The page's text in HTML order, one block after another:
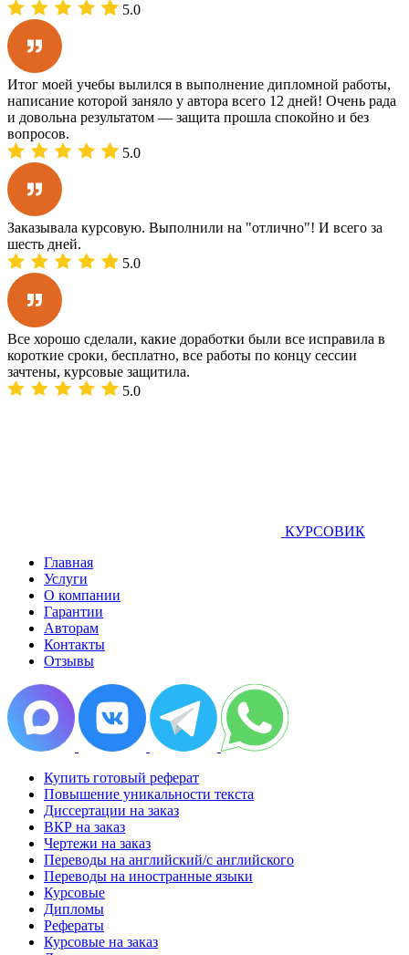
5.0
Итог моей учебы вылился в выполнение дипломной работы,
написание которой заняло у автора всего 12 дней! Очень рада
и довольна результатом — защита прошла спокойно и без
вопросов.
5.0
Заказывала курсовую. Выполнили на "отлично"! И всего за
шесть дней.
5.0
Все хорошо сделали, какие доработки были все исправила в
короткие сроки, бесплатно, все работы по концу сессии
зачтены, курсовые защитила.
5.0
КУРСОВИК
Главная
Услуги
О компании
Гарантии
Авторам
Контакты
Отзывы
Купить готовый реферат
Повышение уникальности текста
Диссертации на заказ
ВКР на заказ
Чертежи на заказ
Переводы на английский/с английского
Переводы на иностранные языки
Курсовые
Дипломы
Рефераты
Курсовые на заказ